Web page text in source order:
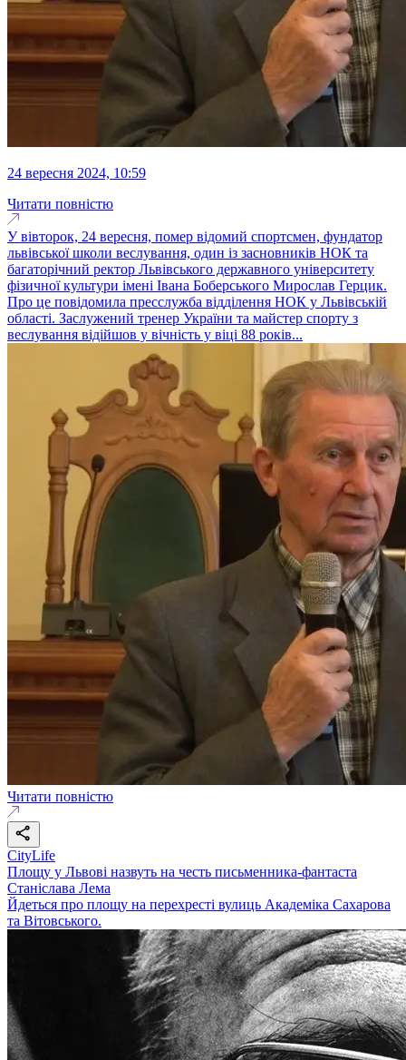
24 вересня 2024, 10:59
Читати повністю
У вівторок, 24 вересня, помер відомий спортсмен, фундатор
львівської школи веслування, один із засновників НОК та
багаторічний ректор Львівського державного університету
фізичної культури імені Івана Боберського Мирослав Герцик.
Про це повідомила пресслужба відділення НОК у Львівській
області. Заслужений тренер України та майстер спорту з
веслування відійшов у вічність у віці 88 років...
Читати повністю
CityLife
Площу у Львові назвуть на честь письменника-фантаста
Станіслава Лема
Йдеться про площу на перехресті вулиць Академіка Сахарова
та Вітовського.